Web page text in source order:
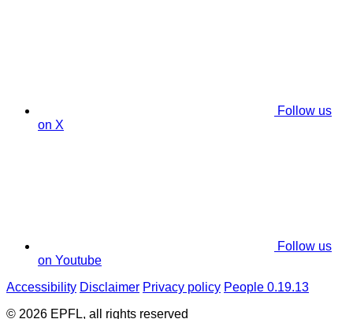
Follow us
on X
Follow us
on Youtube
Accessibility Disclaimer Privacy policy People 0.19.13
© 2026 EPFL, all rights reserved